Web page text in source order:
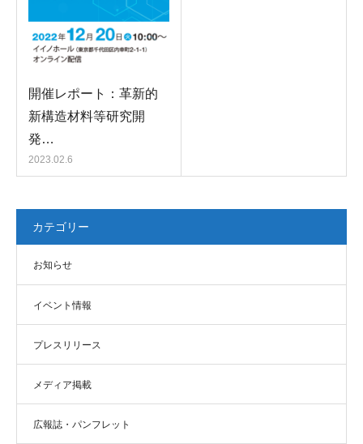
開催レポート：革新的
新構造材料等研究開
発…
2023.02.6
カテゴリー
お知らせ
イベント情報
プレスリリース
メディア掲載
広報誌・パンフレット